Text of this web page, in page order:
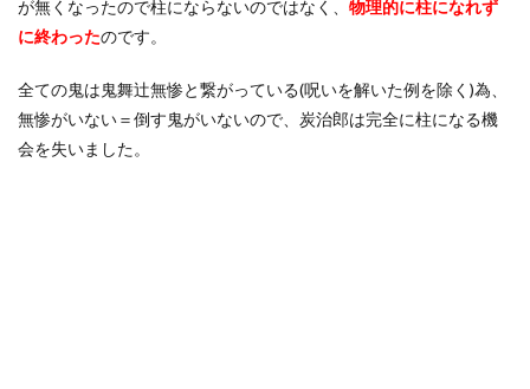
が無くなったので柱にならないのではなく、 物理的に柱になれず
に終わったのです。
全ての鬼は鬼舞辻無惨と繋がっている(呪いを解いた例を除く)為、
無惨がいない＝倒す鬼がいないので、炭治郎は完全に柱になる機
会を失いました。